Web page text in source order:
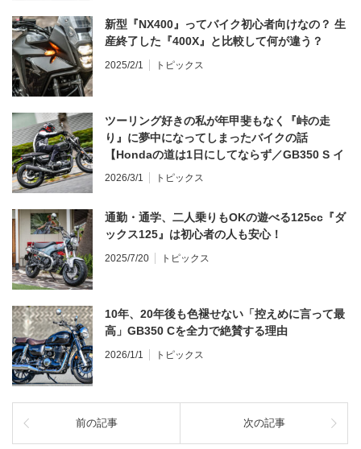
新型『NX400』ってバイク初心者向けなの？ 生
産終了した『400X』と比較して何が違う？
2025/2/1 トピックス
ツーリング好きの私が年甲斐もなく『峠の走
り』に夢中になってしまったバイクの話
【Hondaの道は1日にしてならず／GB350 S イ
ンプレ・レビュー 前編】
2026/3/1 トピックス
通勤・通学、二人乗りもOKの遊べる125cc『ダ
ックス125』は初心者の人も安心！
2025/7/20 トピックス
10年、20年後も色褪せない「控えめに言って最
高」GB350 Cを全力で絶賛する理由
2026/1/1 トピックス
前の記事 次の記事